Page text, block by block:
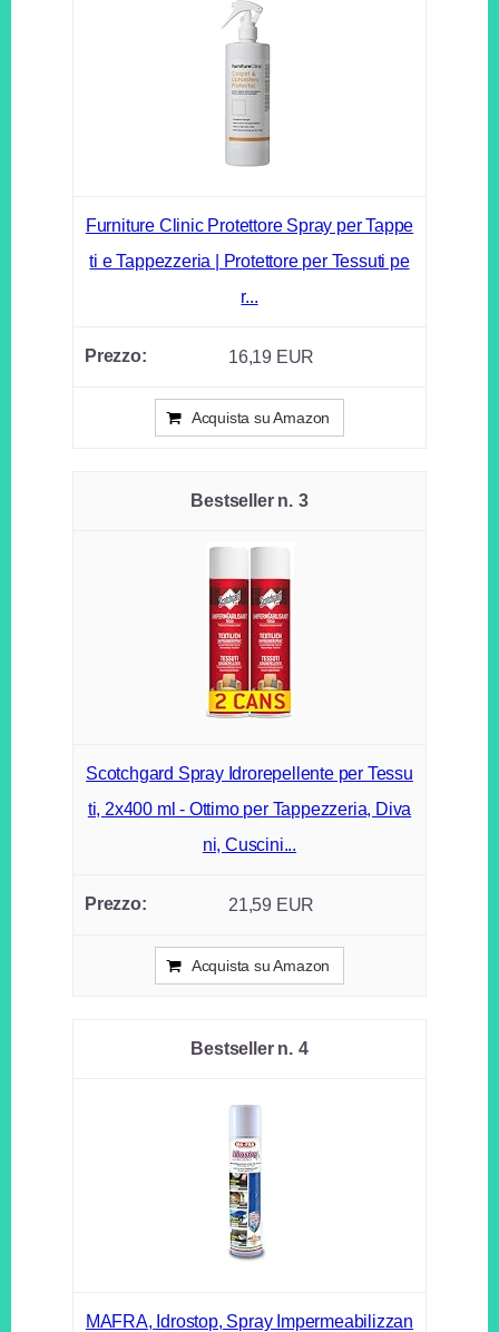
Furniture Clinic Protettore Spray per Tappe
ti e Tappezzeria | Protettore per Tessuti pe
r...
16,19 EUR
Acquista su Amazon
3
Scotchgard Spray Idrorepellente per Tessu
ti, 2x400 ml - Ottimo per Tappezzeria, Diva
ni, Cuscini...
21,59 EUR
Acquista su Amazon
4
MAFRA, Idrostop, Spray Impermeabilizzan